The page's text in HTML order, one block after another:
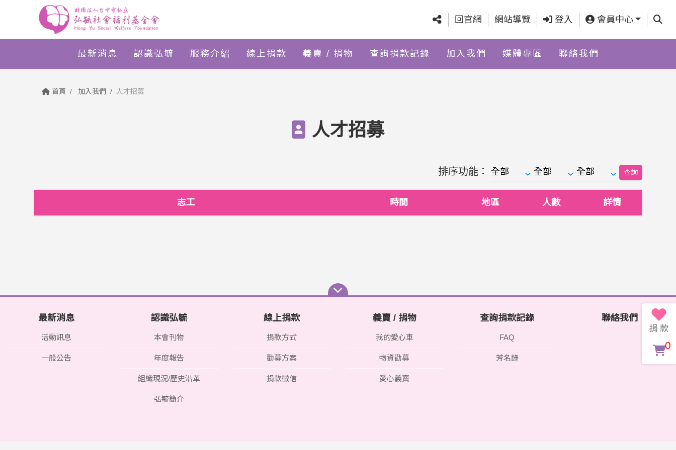
回官網 網站導覽 登入 會員中心 查詢
最新消息 認識弘毓 服務介紹 線上捐款 義賣 / 捐物 查詢捐款記錄 加入我們 媒體專區 聯絡我們
首頁 加入我們 人才招募
人才招募
排序功能： 查詢
志工 時間 地區 人數 詳情
最新消息
活動訊息
一般公告
認識弘毓
本會刊物
年度報告
組織現況/歷史沿革
弘毓簡介
線上捐款
捐款方式
勸募方案
捐款徵信
義賣 / 捐物
我的愛心車
物資勸募
愛心義賣
查詢捐款記錄
FAQ
芳名錄
聯絡我們
0